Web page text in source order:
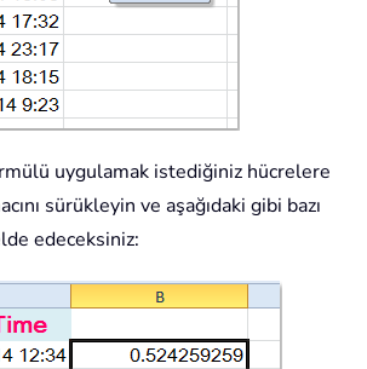
uygulamak istediğiniz hücrelere
sürükleyin ve aşağıdaki gibi bazı
edeceksiniz: